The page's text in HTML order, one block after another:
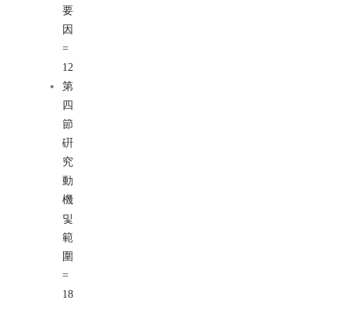
要
因
=
12
第
四
節
硏
究
動
機
및
範
圍
=
18